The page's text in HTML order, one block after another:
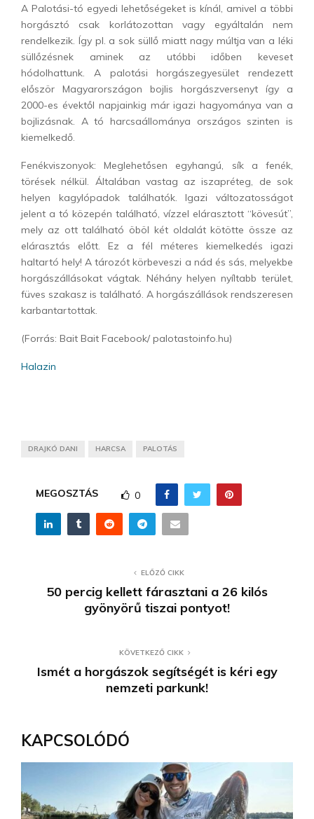
A Palotási-tó egyedi lehetőségeket is kínál, amivel a többi
horgásztó csak korlátozottan vagy egyáltalán nem
rendelkezik. Így pl. a sok süllő miatt nagy múltja van a léki
süllőzésnek aminek az utóbbi időben keveset
hódolhattunk. A palotási horgászegyesület rendezett
először Magyarországon bojlis horgászversenyt így a
2000-es évektől napjainkig már igazi hagyománya van a
bojlizásnak. A tó harcsaállománya országos szinten is
kiemelkedő.
Fenékviszonyok: Meglehetősen egyhangú, sík a fenék,
törések nélkül. Általában vastag az iszapréteg, de sok
helyen kagylópadok találhatók. Igazi változatosságot
jelent a tó közepén található, vízzel elárasztott “kövesút”,
mely az ott található öböl két oldalát kötötte össze az
elárasztás előtt. Ez a fél méteres kiemelkedés igazi
haltartó hely! A tározót körbeveszi a nád és sás, melyekbe
horgászállásokat vágtak. Néhány helyen nyíltabb terület,
füves szakasz is található. A horgászállások rendszeresen
karbantartottak.
(Forrás: Bait Bait Facebook/ palotastoinfo.hu)
Halazin
DRAJKÓ DANI HARCSA PALOTÁS
MEGOSZTÁS 0
ELŐZŐ CIKK
50 percig kellett fárasztani a 26 kilós
gyönyörű tiszai pontyot!
KÖVETKEZŐ CIKK
Ismét a horgászok segítségét is kéri egy
nemzeti parkunk!
KAPCSOLÓDÓ